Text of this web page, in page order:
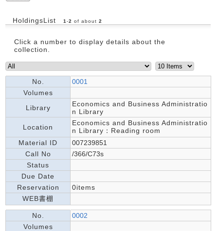
HoldingsList 1 -2 of about 2
Click a number to display details about the
collection.
No.
0001
Volumes
Library
Economics and Business Administratio
n Library
Location
Economics and Business Administratio
n Library：Reading room
Material ID
007239851
Call No
/366/C73s
Status
Due Date
Reservation
0items
WEB書棚
No.
0002
Volumes